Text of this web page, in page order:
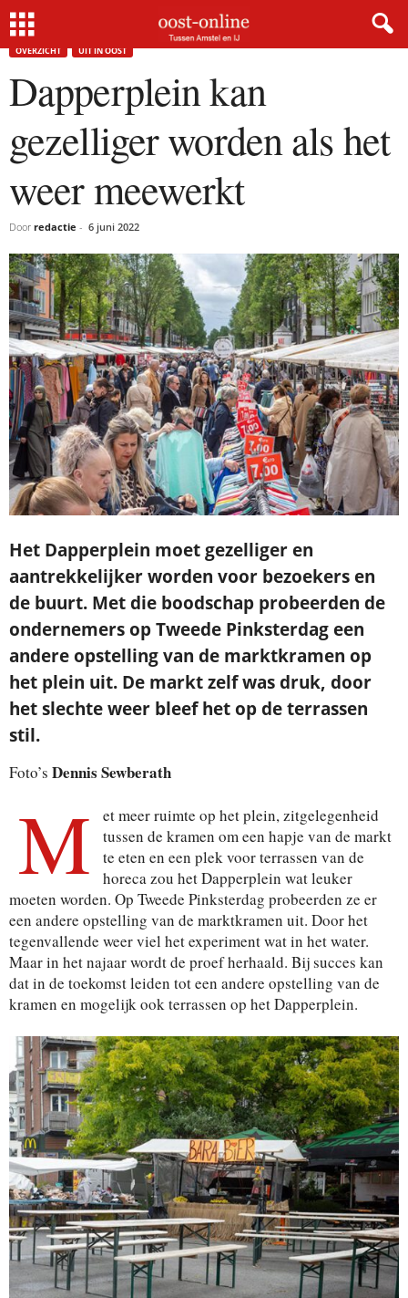
Home Dapperplein kan gezelliger worden als het weer meewerkt
OVERZICHT UIT IN OOST
Dapperplein kan
gezelliger worden als het
weer meewerkt
Door redactie - 6 juni 2022
Het Dapperplein moet gezelliger en
aantrekkelijker worden voor bezoekers en
de buurt. Met die boodschap probeerden de
ondernemers op Tweede Pinksterdag een
andere opstelling van de marktkramen op
het plein uit. De markt zelf was druk, door
het slechte weer bleef het op de terrassen
stil.
Foto’s Dennis Sewberath
M
et meer ruimte op het plein, zitgelegenheid
tussen de kramen om een hapje van de markt
te eten en een plek voor terrassen van de
horeca zou het Dapperplein wat leuker
moeten worden. Op Tweede Pinksterdag probeerden ze er
een andere opstelling van de marktkramen uit. Door het
tegenvallende weer viel het experiment wat in het water.
Maar in het najaar wordt de proef herhaald. Bij succes kan
dat in de toekomst leiden tot een andere opstelling van de
kramen en mogelijk ook terrassen op het Dapperplein.